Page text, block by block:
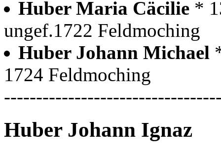
Huber Maria Cäcilie *
ungef.1722 Feldmoching
Huber Johann Michael
1724 Feldmoching
Huber Johann Ignaz